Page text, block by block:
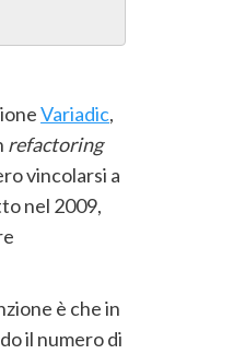
Variadic,
refactoring
vincolarsi a
nel 2009,
è che in
il numero di